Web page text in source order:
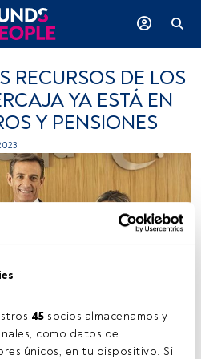
45 socios almacenamos y
como datos de
únicos, en tu dispositivo. Si
RECURSOS DE LOS
YA ESTÁ EN
Y PENSIONES
y Beatriz Catalán. Firma: Cedida